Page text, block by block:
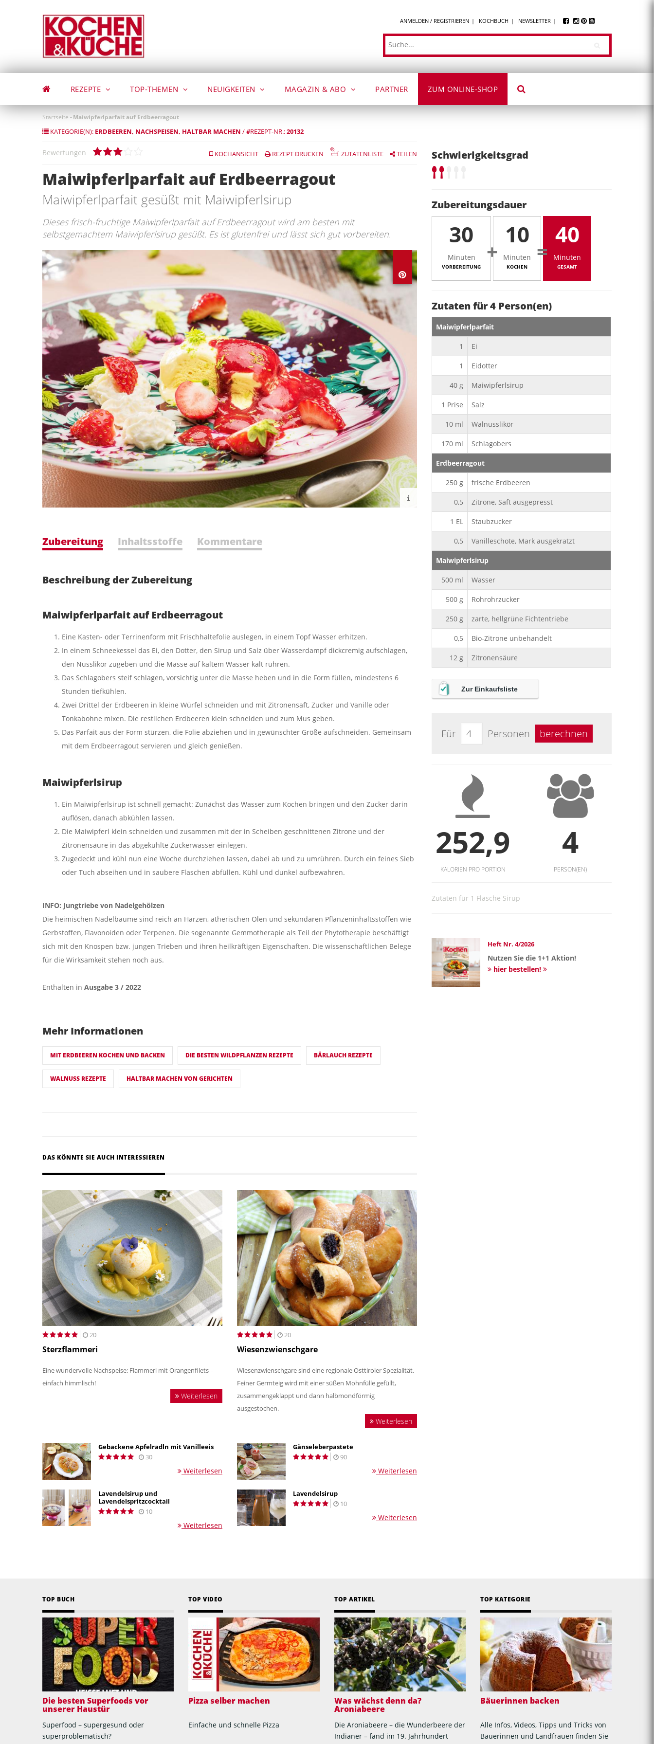
ANMELDEN / REGISTRIEREN KOCHBUCH NEWSLETTER
Suche
REZEPTE TOP-THEMEN NEUIGKEITEN MAGAZIN & ABO PARTNER ZUM ONLINE-SHOP
Startseite -Maiwipferlparfait auf Erdbeerragout
KATEGORIE(N): ERDBEEREN NACHSPEISEN HALTBAR MACHEN /#REZEPT-NR.:20132
Bewertungen KOCHANSICHT REZEPT DRUCKEN ZUTATENLISTE TEILEN
Maiwipferlparfait auf Erdbeerragout
Maiwipferlparfait gesüßt mit Maiwipferlsirup
Dieses frisch-fruchtige Maiwipferlparfait auf Erdbeerragout wird am besten mit
selbstgemachtem Maiwipferlsirup gesüßt. Es ist glutenfrei und lässt sich gut vorbereiten.
Zubereitung Inhaltsstoffe Kommentare
Beschreibung der Zubereitung
Maiwipferlparfait auf Erdbeerragout
Eine Kasten- oder Terrinenform mit Frischhaltefolie auslegen, in einem Topf Wasser erhitzen.
In einem Schneekessel das Ei, den Dotter, den Sirup und Salz über Wasserdampf dickcremig aufschlagen,
den Nusslikör zugeben und die Masse auf kaltem Wasser kalt rühren.
Das Schlagobers steif schlagen, vorsichtig unter die Masse heben und in die Form füllen, mindestens 6
Stunden tiefkühlen.
Zwei Drittel der Erdbeeren in kleine Würfel schneiden und mit Zitronensaft, Zucker und Vanille oder
Tonkabohne mixen. Die restlichen Erdbeeren klein schneiden und zum Mus geben.
Das Parfait aus der Form stürzen, die Folie abziehen und in gewünschter Größe aufschneiden. Gemeinsam
mit dem Erdbeerragout servieren und gleich genießen.
Maiwipferlsirup
Ein Maiwipferlsirup ist schnell gemacht: Zunächst das Wasser zum Kochen bringen und den Zucker darin
auflösen, danach abkühlen lassen.
Die Maiwipferl klein schneiden und zusammen mit der in Scheiben geschnittenen Zitrone und der
Zitronensäure in das abgekühlte Zuckerwasser einlegen.
Zugedeckt und kühl nun eine Woche durchziehen lassen, dabei ab und zu umrühren. Durch ein feines Sieb
oder Tuch abseihen und in saubere Flaschen abfüllen. Kühl und dunkel aufbewahren.
INFO: Jungtriebe von Nadelgehölzen
Die heimischen Nadelbäume sind reich an Harzen, ätherischen Ölen und sekundären Pflanzeninhaltsstoffen wie
Gerbstoffen, Flavonoiden oder Terpenen. Die sogenannte Gemmotherapie als Teil der Phytotherapie beschäftigt
sich mit den Knospen bzw. jungen Trieben und ihren heilkräftigen Eigenschaften. Die wissenschaftlichen Belege
für die Wirksamkeit stehen noch aus.
Enthalten in Ausgabe 3 / 2022
Mehr Informationen
MIT ERDBEEREN KOCHEN UND BACKEN DIE BESTEN WILDPFLANZEN REZEPTE BÄRLAUCH REZEPTE
WALNUSS REZEPTE HALTBAR MACHEN VON GERICHTEN
DAS KÖNNTE SIE AUCH INTERESSIEREN
20
Sterzflammeri
Eine wundervolle Nachspeise: Flammeri mit Orangenfilets –
einfach himmlisch!
Weiterlesen
20
Wiesenzwienschgare
Wiesenzwienschgare sind eine regionale Osttiroler Spezialität.
Feiner Germteig wird mit einer süßen Mohnfülle gefüllt,
zusammengeklappt und dann halbmondförmig
ausgestochen.
Weiterlesen
Gebackene Apfelradln mit Vanilleeis
30
Weiterlesen
Gänseleberpastete
90
Weiterlesen
Lavendelsirup und
Lavendelspritzcocktail
10
Weiterlesen
Lavendelsirup
10
Weiterlesen
Schwierigkeitsgrad
Zubereitungsdauer
30
Minuten
VORBEREITUNG
+
10
Minuten
KOCHEN
=
40
Minuten
GESAMT
Zutaten für4 Person(en)
Maiwipferlparfait
1 Ei
1 Eidotter
40 g Maiwipferlsirup
1 Prise Salz
10 ml Walnusslikör
170 ml Schlagobers
Erdbeerragout
250 g frische Erdbeeren
0,5 Zitrone, Saft ausgepresst
1 EL Staubzucker
0,5 Vanilleschote, Mark ausgekratzt
Maiwipferlsirup
500 ml Wasser
500 g Rohrohrzucker
250 g zarte, hellgrüne Fichtentriebe
0,5 Bio-Zitrone unbehandelt
12 g Zitronensäure
Zur Einkaufsliste
Für Personen berechnen
252,9
KALORIEN PRO PORTION
4
PERSON(EN)
Zutaten für 1 Flasche Sirup
Heft Nr. 4/2026
Nutzen Sie die 1+1 Aktion!
hier bestellen!
TOP BUCH
Die besten Superfoods vor
unserer Haustür
Superfood – supergesund oder
superproblematisch?
TOP VIDEO
Pizza selber machen
Einfache und schnelle Pizza
TOP ARTIKEL
Was wächst denn da?
Aroniabeere
Die Aroniabeere – die Wunderbeere der
Indianer – fand im 19. Jahrhundert
TOP KATEGORIE
Bäuerinnen backen
Alle Infos, Videos, Tipps und Tricks von
Bäuerinnen und Landfrauen finden Sie